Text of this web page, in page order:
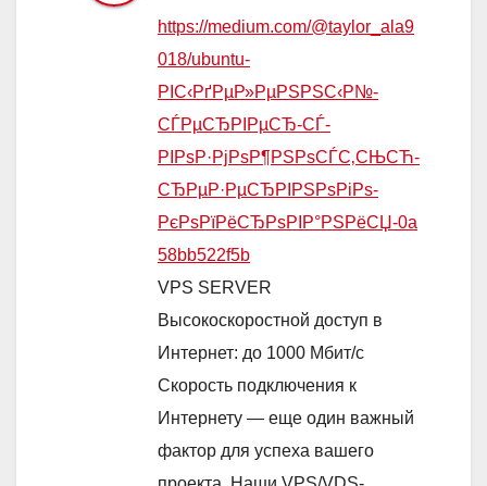
https://medium.com/@taylor_ala9
018/ubuntu-
РІС‹РґРµР»РµРЅРЅС‹Р№-
СЃРµСЂРІРµСЂ-СЃ-
РІРѕР·РјРѕР¶РЅРѕСЃС‚СЊСЋ-
СЂРµР·РµСЂРІРЅРѕРіРѕ-
РєРѕРїРёСЂРѕРІР°РЅРёСЏ-0a
58bb522f5b
VPS SERVER
Высокоскоростной доступ в
Интернет: до 1000 Мбит/с
Скорость подключения к
Интернету — еще один важный
фактор для успеха вашего